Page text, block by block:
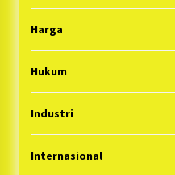
Harga
Hukum
Industri
Internasional